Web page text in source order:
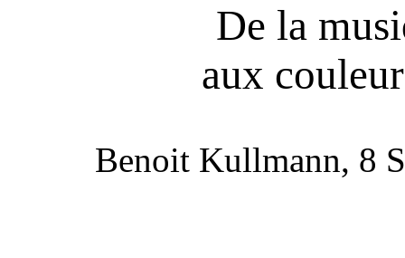
De la
aux
Benoit Kullmann, 8